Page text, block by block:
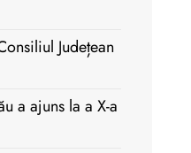
Județean
a ajuns la a X-a